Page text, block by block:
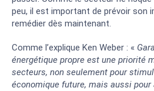
peu, il est important de prévoir son
remédier dès maintenant.
Comme l’explique Ken Weber : «
énergétique propre est une priorité
secteurs, non seulement pour
économique future, mais aussi